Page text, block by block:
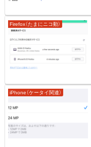
Firefox（たまにニコ動）
iPhone（ケータイ関連）